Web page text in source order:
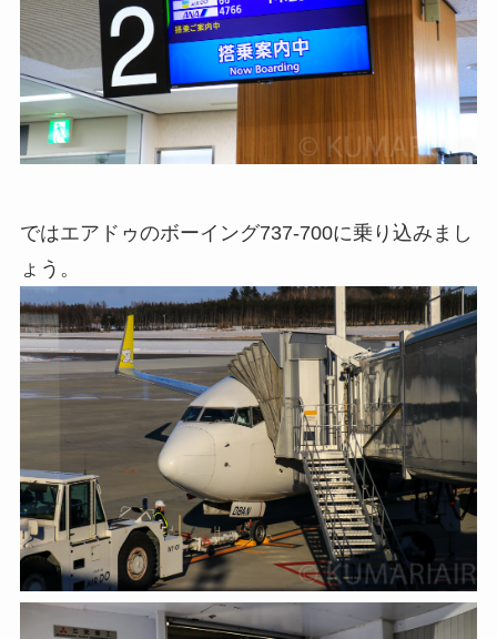
ではエアドゥのボーイング737-700に乗り込みまし
ょう。